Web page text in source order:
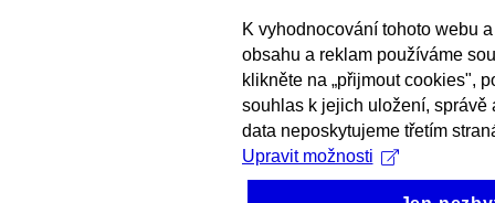
K vyhodnocování tohoto webu
obsahu a reklam používáme
klikněte na „přijmout cookies",
souhlas k jejich uložení, správě
data neposkytujeme třetím
Upravit možnosti